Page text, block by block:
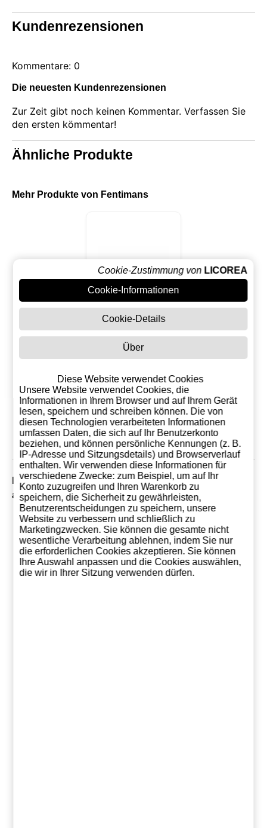
Kundenrezensionen
Kommentare: 0
Die neuesten Kundenrezensionen
Zur Zeit gibt noch keinen Kommentar. Verfassen Sie
den ersten kömmentar!
Ähnliche Produkte
Mehr Produkte von Fentimans
Beer 27,5 CL (12
Einheiten)
30,00 €
In den
Einkaufswagen
Kunden, die dieses Produkt gekauft haben, haben
auch Folgendes gekauft
ANGEBOT!
Cookie-Zustimmung von LICOREA
Cookie-Informationen
Cookie-Details
Über
Diese Website verwendet Cookies
Unsere Website verwendet Cookies, die
Informationen in Ihrem Browser und auf Ihrem Gerät
lesen, speichern und schreiben können. Die von
diesen Technologien verarbeiteten Informationen
umfassen Daten, die sich auf Ihr Benutzerkonto
beziehen, und können persönliche Kennungen (z. B.
IP-Adresse und Sitzungsdetails) und Browserverlauf
enthalten. Wir verwenden diese Informationen für
verschiedene Zwecke: zum Beispiel, um auf Ihr
Konto zuzugreifen und Ihren Warenkorb zu
speichern, die Sicherheit zu gewährleisten,
Benutzerentscheidungen zu speichern, unsere
Website zu verbessern und schließlich zu
Marketingzwecken. Sie können die gesamte nicht
wesentliche Verarbeitung ablehnen, indem Sie nur
die erforderlichen Cookies akzeptieren. Sie können
Ihre Auswahl anpassen und die Cookies auswählen,
die wir in Ihrer Sitzung verwenden dürfen.